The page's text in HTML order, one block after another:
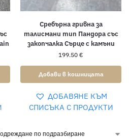
Сребърна гривна за
талисмани тип Пандора със
закопчалка Сърце с камъни
199.50 €
Добави в кошницата
ДОБАВЯНЕ КЪМ
СПИСЪКА С ПРОДУКТИ